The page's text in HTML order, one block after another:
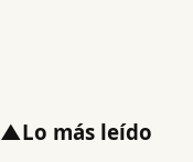
▲Lo más leído